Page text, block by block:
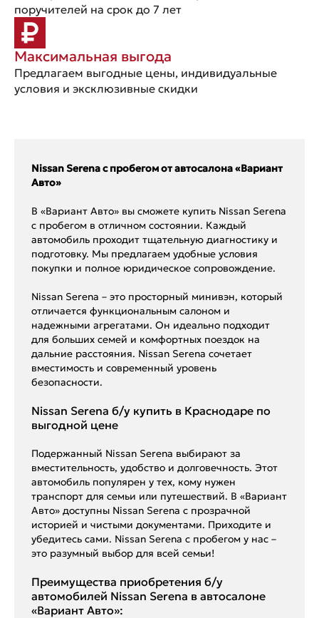
поручителей на срок до 7 лет
Максимальная выгода
Предлагаем выгодные цены, индивидуальные
условия и эксклюзивные скидки
Nissan Serena с пробегом от автосалона «Вариант
Авто»
В «Вариант Авто» вы сможете купить Nissan Serena
с пробегом в отличном состоянии. Каждый
автомобиль проходит тщательную диагностику и
подготовку. Мы предлагаем удобные условия
покупки и полное юридическое сопровождение.
Nissan Serena – это просторный минивэн, который
отличается функциональным салоном и
надежными агрегатами. Он идеально подходит
для больших семей и комфортных поездок на
дальние расстояния. Nissan Serena сочетает
вместимость и современный уровень
безопасности.
Nissan Serena б/у купить в Краснодаре по
выгодной цене
Подержанный Nissan Serena выбирают за
вместительность, удобство и долговечность. Этот
автомобиль популярен у тех, кому нужен
транспорт для семьи или путешествий. В «Вариант
Авто» доступны Nissan Serena с прозрачной
историей и чистыми документами. Приходите и
убедитесь сами. Nissan Serena с пробегом у нас –
это разумный выбор для всей семьи!
Преимущества приобретения б/у
автомобилей Nissan Serena в автосалоне
«Вариант Авто»: